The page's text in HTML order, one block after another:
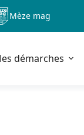
Mèze mag
démarches